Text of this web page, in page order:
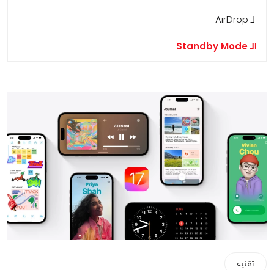
الـ AirDrop
الـ Standby Mode
تقنية